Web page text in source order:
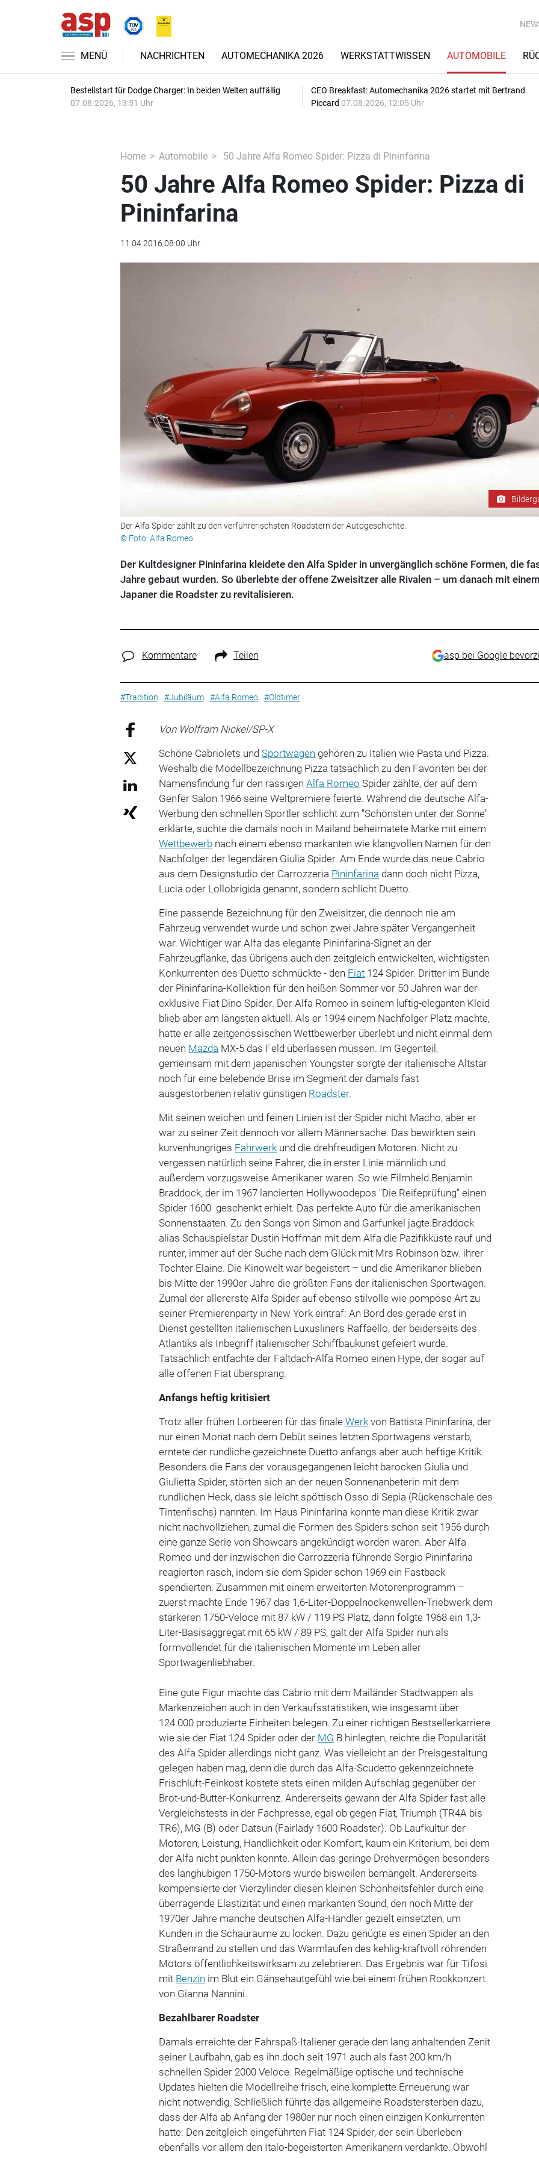
MENÜ NACHRICHTEN AUTOMECHANIKA 2026 WERKSTATTWISSEN AUTOMOBILE
Bestellstart für Dodge Charger: In beiden Welten auffällig
07.08.2026, 13:51 Uhr
CEO Breakfast: Automechanika 2026 startet mit Bertrand
Piccard 07.08.2026, 12:05 Uhr
Home Automobile 50 Jahre Alfa Romeo Spider: Pizza di Pininfarina
50 Jahre Alfa Romeo Spider: Pizza di
Pininfarina
11.04.2016 08:00 Uhr
Der Alfa Spider zählt zu den verführerischsten Roadstern der Autogeschichte.
© Foto: Alfa Romeo
Der Kultdesigner Pininfarina kleidete den Alfa Spider in unvergänglich schöne Formen, die
Jahre gebaut wurden. So überlebte der offene Zweisitzer alle Rivalen – um danach mit einem
Japaner die Roadster zu revitalisieren.
Kommentare Teilen asp bei Google
#Tradition #Jubiläum #Alfa Romeo #Oldtimer
Von Wolfram Nickel/SP-X
Schöne Cabriolets undSportwagen gehören zu Italien wie Pasta und Pizza.
Weshalb die Modellbezeichnung Pizza tatsächlich zu den Favoriten bei der
Namensfindung für den rassigenAlfa Romeo Spider zählte, der auf dem
Genfer Salon 1966 seine Weltpremiere feierte. Während die deutsche Alfa-
Werbung den schnellen Sportler schlicht zum "Schönsten unter der Sonne"
erklärte, suchte die damals noch in Mailand beheimatete Marke mit einem
Wettbewerb nach einem ebenso markanten wie klangvollen Namen für den
Nachfolger der legendären Giulia Spider. Am Ende wurde das neue Cabrio
aus dem Designstudio der Carrozzeria Pininfarina dann doch nicht Pizza,
Lucia oder Lollobrigida genannt, sondern schlicht Duetto.
Eine passende Bezeichnung für den Zweisitzer, die dennoch nie am
Fahrzeug verwendet wurde und schon zwei Jahre später Vergangenheit
war. Wichtiger war Alfa das elegante Pininfarina-Signet an der
Fahrzeugflanke, das übrigens auch den zeitgleich entwickelten, wichtigsten
Konkurrenten des Duetto schmückte - den Fiat 124 Spider. Dritter im Bunde
der Pininfarina-Kollektion für den heißen Sommer vor 50 Jahren war der
exklusive Fiat Dino Spider. Der Alfa Romeo in seinem luftig-eleganten Kleid
blieb aber am längsten aktuell. Als er 1994 einem Nachfolger Platz machte,
hatte er alle zeitgenössischen Wettbewerber überlebt und nicht einmal dem
neuen Mazda MX-5 das Feld überlassen müssen. Im Gegenteil,
gemeinsam mit dem japanischen Youngster sorgte der italienische Altstar
noch für eine belebende Brise im Segment der damals fast
ausgestorbenen relativ günstigen Roadster.
Mit seinen weichen und feinen Linien ist der Spider nicht Macho, aber er
war zu seiner Zeit dennoch vor allem Männersache. Das bewirkten sein
kurvenhungriges Fahrwerk und die drehfreudigen Motoren. Nicht zu
vergessen natürlich seine Fahrer, die in erster Linie männlich und
außerdem vorzugsweise Amerikaner waren. So wie Filmheld Benjamin
Braddock, der im 1967 lancierten Hollywoodepos "Die Reifeprüfung" einen
Spider 1600 geschenkt erhielt. Das perfekte Auto für die amerikanischen
Sonnenstaaten. Zu den Songs von Simon and Garfunkel jagte Braddock
alias Schauspielstar Dustin Hoffman mit dem Alfa die Pazifikküste rauf und
runter, immer auf der Suche nach dem Glück mit Mrs Robinson bzw. ihrer
Tochter Elaine. Die Kinowelt war begeistert – und die Amerikaner blieben
bis Mitte der 1990er Jahre die größten Fans der italienischen Sportwagen.
Zumal der allererste Alfa Spider auf ebenso stilvolle wie pompöse Art zu
seiner Premierenparty in New York eintraf: An Bord des gerade erst in
Dienst gestellten italienischen Luxusliners Raffaello, der beiderseits des
Atlantiks als Inbegriff italienischer Schiffbaukunst gefeiert wurde.
Tatsächlich entfachte der Faltdach-Alfa Romeo einen Hype, der sogar auf
alle offenen Fiat übersprang.
Anfangs heftig kritisiert
Trotz aller frühen Lorbeeren für das finaleWerk von Battista Pininfarina, der
nur einen Monat nach dem Debüt seines letzten Sportwagens verstarb,
erntete der rundliche gezeichnete Duetto anfangs aber auch heftige Kritik.
Besonders die Fans der vorausgegangenen leicht barocken Giulia und
Giulietta Spider, störten sich an der neuen Sonnenanbeterin mit dem
rundlichen Heck, dass sie leicht spöttisch Osso di Sepia (Rückenschale des
Tintenfischs) nannten. Im Haus Pininfarina konnte man diese Kritik zwar
nicht nachvollziehen, zumal die Formen des Spiders schon seit 1956 durch
eine ganze Serie von Showcars angekündigt worden waren. Aber Alfa
Romeo und der inzwischen die Carrozzeria führende Sergio Pininfarina
reagierten rasch, indem sie dem Spider schon 1969 ein Fastback
spendierten. Zusammen mit einem erweiterten Motorenprogramm –
zuerst machte Ende 1967 das 1,6-Liter-Doppelnockenwellen-Triebwerk dem
stärkeren 1750-Veloce mit 87 kW / 119 PS Platz, dann folgte 1968 ein 1,3-
Liter-Basisaggregat mit 65 kW / 89 PS, galt der Alfa Spider nun als
formvollendet für die italienischen Momente im Leben aller
Sportwagenliebhaber.
Eine gute Figur machte das Cabrio mit dem Mailänder Stadtwappen als
Markenzeichen auch in den Verkaufsstatistiken, wie insgesamt über
124.000 produzierte Einheiten belegen. Zu einer richtigen Bestsellerkarriere
wie sie der Fiat 124 Spider oder der MG B hinlegten, reichte die Popularität
des Alfa Spider allerdings nicht ganz. Was vielleicht an der Preisgestaltung
gelegen haben mag, denn die durch das Alfa-Scudetto gekennzeichnete
Frischluft-Feinkost kostete stets einen milden Aufschlag gegenüber der
Brot-und-Butter-Konkurrenz. Andererseits gewann der Alfa Spider fast alle
Vergleichstests in der Fachpresse, egal ob gegen Fiat, Triumph (TR4A bis
TR6), MG (B) oder Datsun (Fairlady 1600 Roadster). Ob Laufkultur der
Motoren, Leistung, Handlichkeit oder Komfort, kaum ein Kriterium, bei dem
der Alfa nicht punkten konnte. Allein das geringe Drehvermögen besonders
des langhubigen 1750-Motors wurde bisweilen bemängelt. Andererseits
kompensierte der Vierzylinder diesen kleinen Schönheitsfehler durch eine
überragende Elastizität und einen markanten Sound, den noch Mitte der
1970er Jahre manche deutschen Alfa-Händler gezielt einsetzten, um
Kunden in die Schauräume zu locken. Dazu genügte es einen Spider an den
Straßenrand zu stellen und das Warmlaufen des kehlig-kraftvoll röhrenden
Motors öffentlichkeitswirksam zu zelebrieren. Das Ergebnis war für Tifosi
mit Benzin im Blut ein Gänsehautgefühl wie bei einem frühen Rockkonzert
von Gianna Nannini.
Bezahlbarer Roadster
Damals erreichte der Fahrspaß-Italiener gerade den lang anhaltenden Zenit
seiner Laufbahn, gab es ihn doch seit 1971 auch als fast 200 km/h
schnellen Spider 2000 Veloce. Regelmäßige optische und technische
Updates hielten die Modellreihe frisch, eine komplette Erneuerung war
nicht notwendig. Schließlich führte das allgemeine Roadstersterben dazu,
dass der Alfa ab Anfang der 1980er nur noch einen einzigen Konkurrenten
hatte: Den zeitgleich eingeführten Fiat 124 Spider, der sein Überleben
ebenfalls vor allem den Italo-begeisterten Amerikanern verdankte. Obwohl